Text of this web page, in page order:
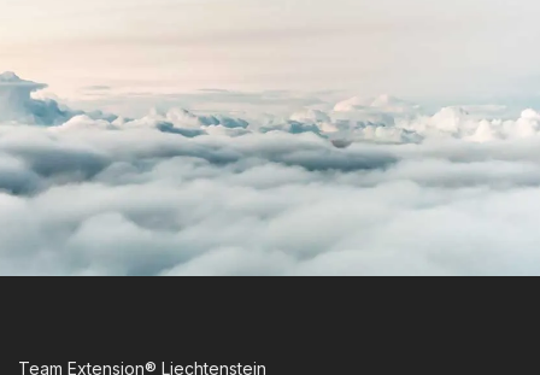
Team Extension® Liechtenstein